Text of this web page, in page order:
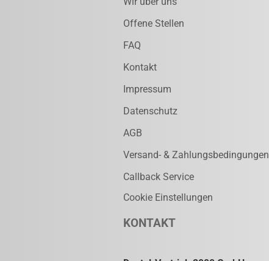
Offene Stellen
FAQ
Kontakt
Impressum
Datenschutz
AGB
Versand- & Zahlungsbedingungen
Callback Service
Cookie Einstellungen
KONTAKT